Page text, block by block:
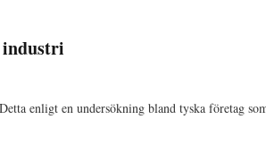
enligt en undersökning bland tyska företag